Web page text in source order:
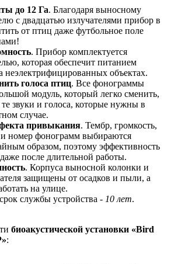
до 12 Га. Благодаря выносному
с двадцатью излучателями прибор в
от птиц даже футбольное поле
. Прибор комплектуется
которая обеспечит питанием
неэлектрифицированных объектах.
голоса птиц. Все фонограммы
модуль, который легко сменить,
звуки и голоса, которые нужны в
случае.
привыкания. Тембр, громкость,
номер фонограмм выбираются
образом, поэтому эффективность
даже после длительной работы.
. Корпуса выносной колонки и
защищены от осадков и пыли, а
на улице.
службы устройства - 10 лет.
биоакустической установки «Bird
: